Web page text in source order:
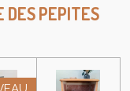
DES PEPITES